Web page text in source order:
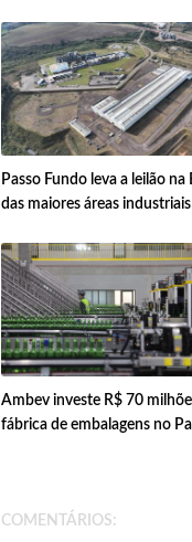
Passo Fundo leva a leilão na
das maiores áreas industriais
Ambev investe R$ 70
fábrica de embalagens no
COMENTÁRIOS: